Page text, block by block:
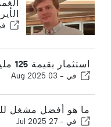
استثمار بقيمة 125 مليون يورو في تطوير الغارف
في - 03 Aug 2025
ما هو أفضل مشغل
في - 27 Jul 2025